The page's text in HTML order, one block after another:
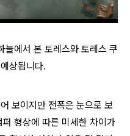
늘에서 본 토레스와 토레스 쿠
상됩니다.
보이지만 전폭은 눈으로 보
형상에 따른 미세한 차이가